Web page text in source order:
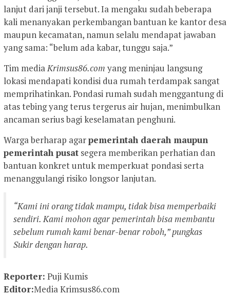
lanjut dari janji tersebut. Ia mengaku sudah beberapa
kali menanyakan perkembangan bantuan ke kantor desa
maupun kecamatan, namun selalu mendapat jawaban
yang sama: “belum ada kabar, tunggu saja.”
Tim mediaKrimsus86.com yang meninjau langsung
lokasi mendapati kondisi dua rumah terdampak sangat
memprihatinkan. Pondasi rumah sudah menggantung di
atas tebing yang terus tergerus air hujan, menimbulkan
ancaman serius bagi keselamatan penghuni.
Warga berharap agarpemerintah daerah maupun
pemerintah pusat segera memberikan perhatian dan
bantuan konkret untuk memperkuat pondasi serta
menanggulangi risiko longsor lanjutan.
“Kami ini orang tidak mampu, tidak bisa memperbaiki
sendiri. Kami mohon agar pemerintah bisa membantu
sebelum rumah kami benar-benar roboh,” pungkas
Sukir dengan harap.
Reporter: Puji Kumis
Editor:Media Krimsus86.com